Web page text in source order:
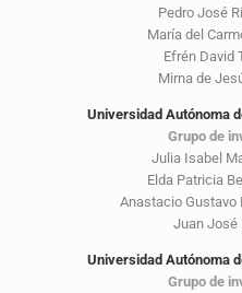
Pedro José
María del
Efrén David
Mirna de
Universidad Autónoma
Grupo de
Julia Isabel
Elda Patricia
Anastacio Gustavo
Juan José
Universidad Autónoma
Grupo de